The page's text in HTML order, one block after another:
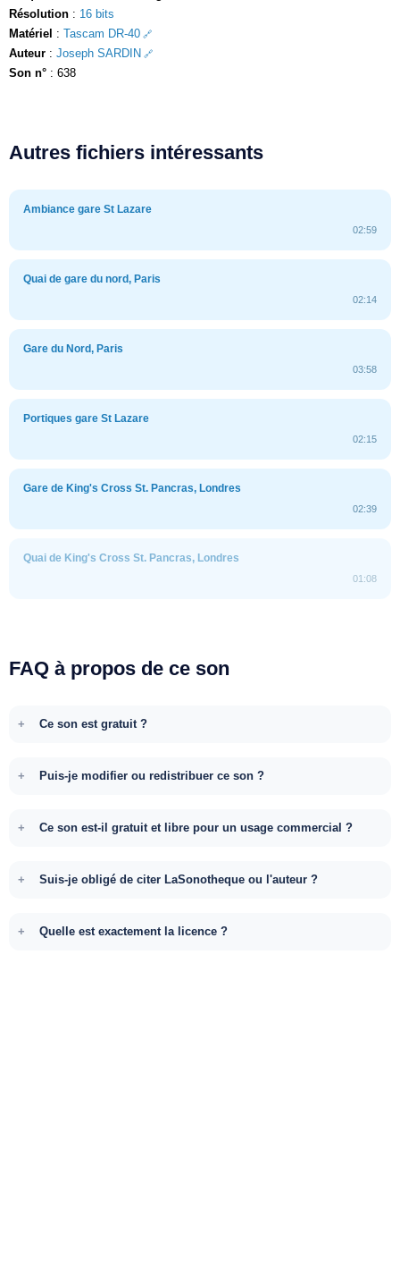
Résolution : 16 bits
Matériel : Tascam DR-40
Auteur : Joseph SARDIN
Son n° : 638
Autres fichiers intéressants
Ambiance gare St Lazare
02:59
Quai de gare du nord, Paris
02:14
Gare du Nord, Paris
03:58
Portiques gare St Lazare
02:15
Gare de King's Cross St. Pancras, Londres
02:39
Quai de King's Cross St. Pancras, Londres
01:08
FAQ à propos de ce son
Ce son est gratuit ?
Puis-je modifier ou redistribuer ce son ?
Ce son est-il gratuit et libre pour un usage commercial ?
Suis-je obligé de citer LaSonotheque ou l'auteur ?
Quelle est exactement la licence ?